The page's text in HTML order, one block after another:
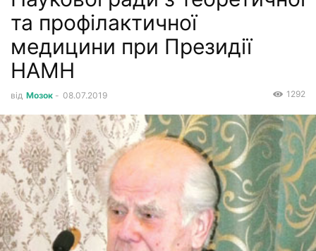
та профілактичної
медицини при Президії
НАМН
від Мозок - 08.07.2019 1292